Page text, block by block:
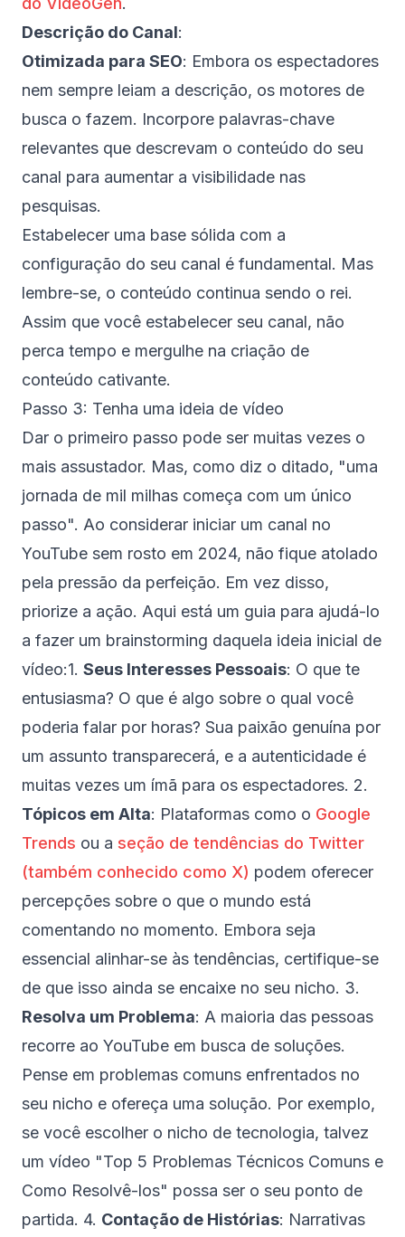
Descrição do Canal:
Otimizada para SEO: Embora os espectadores
nem sempre leiam a descrição, os motores de
busca o fazem. Incorpore palavras-chave
relevantes que descrevam o conteúdo do seu
canal para aumentar a visibilidade nas
pesquisas.
Estabelecer uma base sólida com a
configuração do seu canal é fundamental. Mas
lembre-se, o conteúdo continua sendo o rei.
Assim que você estabelecer seu canal, não
perca tempo e mergulhe na criação de
conteúdo cativante.
Passo 3: Tenha uma ideia de vídeo
Dar o primeiro passo pode ser muitas vezes o
mais assustador. Mas, como diz o ditado, "uma
jornada de mil milhas começa com um único
passo". Ao considerar iniciar um canal no
YouTube sem rosto em 2024, não fique atolado
pela pressão da perfeição. Em vez disso,
priorize a ação. Aqui está um guia para ajudá-lo
a fazer um brainstorming daquela ideia inicial de
vídeo:1. Seus Interesses Pessoais: O que te
entusiasma? O que é algo sobre o qual você
poderia falar por horas? Sua paixão genuína por
um assunto transparecerá, e a autenticidade é
muitas vezes um ímã para os espectadores. 2.
Tópicos em Alta: Plataformas como o Google
Trends ou a seção de tendências do Twitter
(também conhecido como X) podem oferecer
percepções sobre o que o mundo está
comentando no momento. Embora seja
essencial alinhar-se às tendências, certifique-se
de que isso ainda se encaixe no seu nicho. 3.
Resolva um Problema: A maioria das pessoas
recorre ao YouTube em busca de soluções.
Pense em problemas comuns enfrentados no
seu nicho e ofereça uma solução. Por exemplo,
se você escolher o nicho de tecnologia, talvez
um vídeo "Top 5 Problemas Técnicos Comuns e
Como Resolvê-los" possa ser o seu ponto de
partida. 4. Contação de Histórias: Narrativas